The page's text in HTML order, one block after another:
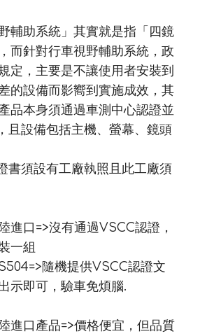
輔助系統」其實就是指「四鏡
而針對行車視野輔助系統，政
定，主要是不讓使用者安裝到
的設備而影嚮到實施成效，其
品本身須通過車測中心認證並
且設備包括主機、螢幕、鏡頭
書須設有工廠執照且此工廠須
進口=>沒有通過VSCC認證，
一組
隨機提供VSCC認證文
示即可，驗車免煩腦.
進口產品=>價格便宜，但品質